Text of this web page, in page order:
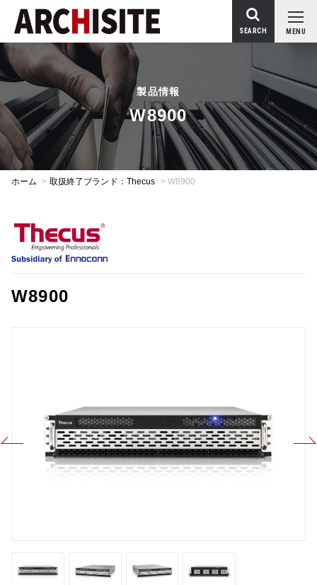
MENU
SEARCH
製品情報
W8900
ホーム > 取扱終了ブランド：Thecus > W8900
W8900